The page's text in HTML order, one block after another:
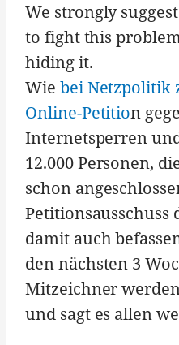
We strongly
to fight this
hiding it.
Wie bei Netzpolitik
Online-Petition
Internetsperren
12.000 Personen,
schon
Petitionsausschuss
damit auch
den nächsten 3
Mitzeichner
und sagt es allen